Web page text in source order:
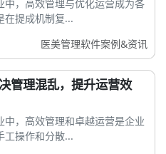
，高效管理与优化运营成为各
在提成机制复...
医美管理软件案例&资讯
管理混乱，提升运营效
，高效管理和卓越运营是企业
工操作和分散...